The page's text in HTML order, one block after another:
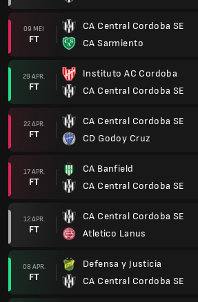
09 MEI
FT
CA Central Cordoba SE
CA Sarmiento
29 APR.
FT
Instituto AC Cordoba
CA Central Cordoba SE
22 APR.
FT
CA Central Cordoba SE
CD Godoy Cruz
17 APR.
FT
CA Banfield
CA Central Cordoba SE
12 APR.
FT
CA Central Cordoba SE
Atletico Lanus
08 APR.
FT
Defensa y Justicia
CA Central Cordoba SE